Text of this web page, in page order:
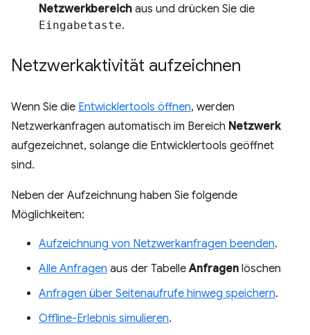
Netzwerkbereich aus und drücken Sie die
Eingabetaste.
Netzwerkaktivität aufzeichnen
Wenn Sie die Entwicklertools öffnen, werden
Netzwerkanfragen automatisch im Bereich Netzwerk
aufgezeichnet, solange die Entwicklertools geöffnet
sind.
Neben der Aufzeichnung haben Sie folgende
Möglichkeiten:
Aufzeichnung von Netzwerkanfragen beenden.
Alle Anfragen aus der TabelleAnfragen löschen
Anfragen über Seitenaufrufe hinweg speichern.
Offline-Erlebnis simulieren.